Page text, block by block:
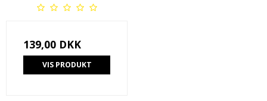
139,00 DKK
VIS PRODUKT